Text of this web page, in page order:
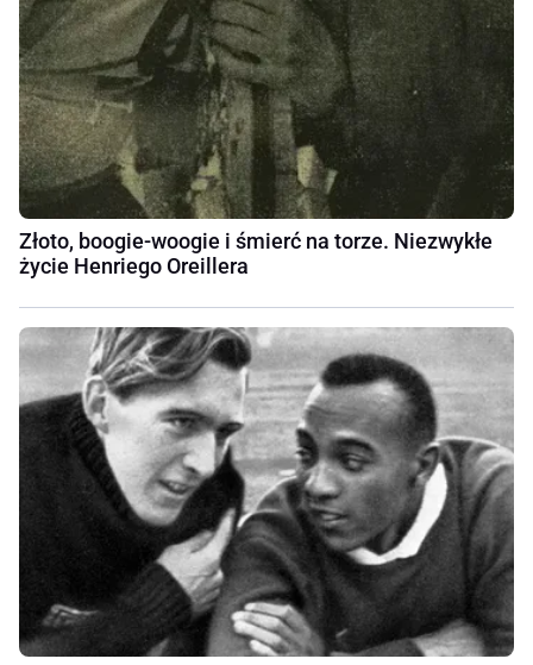
Złoto, boogie-woogie i śmierć na torze. Niezwykłe
życie Henriego Oreillera